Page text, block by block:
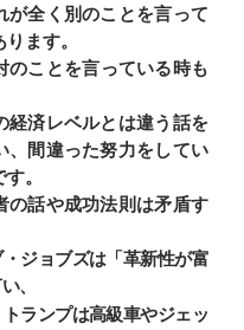
が全く別のことを言って
ます。
のことを言っている時も
済レベルとは違う話を
、間違った努力をしてい
。​
話や成功法則は矛盾す
ジョブズは「革新性が富
、
ランプは高級車やジェッ